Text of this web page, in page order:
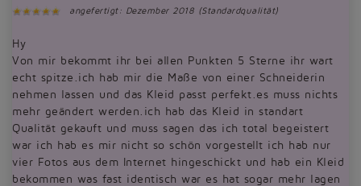
angefertigt: Dezember 2018 (Standardqualität)
Hy
Von mir bekommt ihr bei allen Punkten 5 Sterne ihr wart
echt spitze.ich hab mir die Maße von einer Schneiderin
nehmen lassen und das Kleid passt perfekt.es muss nichts
mehr geändert werden.ich hab das Kleid in standart
Qualität gekauft und muss sagen das ich total begeistert
war ich hab es mir nicht so schön vorgestellt ich hab nur
vier Fotos aus dem Internet hingeschickt und hab ein Kleid
bekommen was fast identisch war es hat sogar mehr lagen